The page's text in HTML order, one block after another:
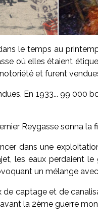
le temps au
où elles étaient
et furent
En 1933... 99
Reygasse sonna la
dans une
les eaux perdaient
un mélange
captage et de
la 2ème guerre